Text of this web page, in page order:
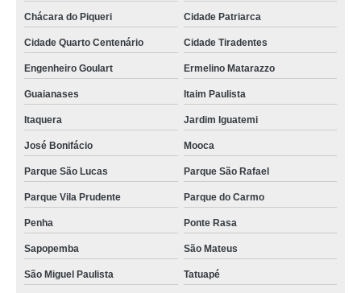
Chácara do Piqueri Cidade Patriarca
Cidade Quarto Centenário Cidade Tiradentes
Engenheiro Goulart Ermelino Matarazzo
Guaianases Itaim Paulista
Itaquera Jardim Iguatemi
José Bonifácio Mooca
Parque São Lucas Parque São Rafael
Parque Vila Prudente Parque do Carmo
Penha Ponte Rasa
Sapopemba São Mateus
São Miguel Paulista Tatuapé